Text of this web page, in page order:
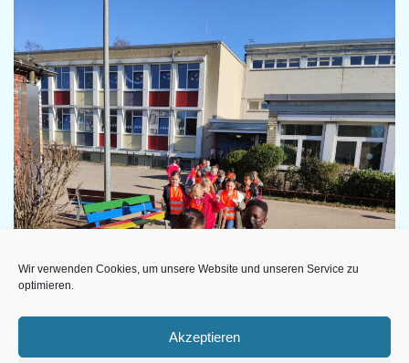
Wir verwenden Cookies, um unsere Website und unseren Service zu
optimieren.
Akzeptieren